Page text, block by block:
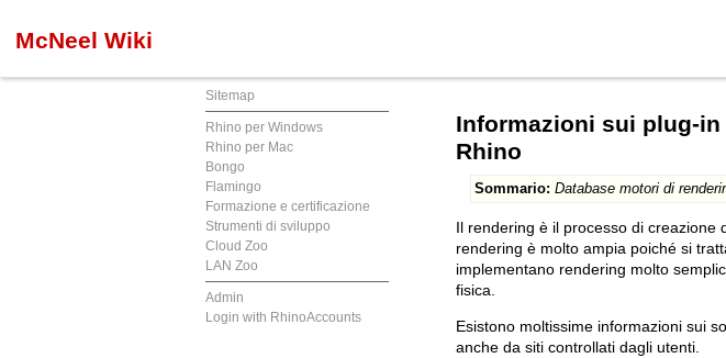
McNeel Wiki
Sitemap
Rhino per Windows
Rhino per Mac
Bongo
Flamingo
Formazione e certificazione
Strumenti di sviluppo
Cloud Zoo
LAN Zoo
Admin
Login with RhinoAccounts
Informazioni sui plug-
Rhino
Sommario: Database motori di
Il rendering è il processo di creazione
rendering è molto ampia poiché si
implementano rendering molto
fisica.
Esistono moltissime informazioni sui
anche da siti controllati dagli utenti.